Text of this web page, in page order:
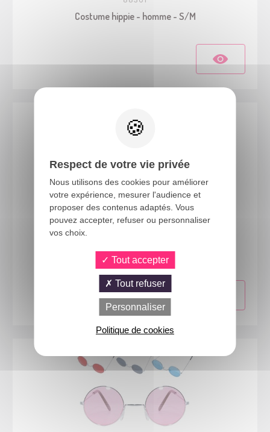
Costume hippie - homme - S/M
Perruque hippie lisse - noir
Respect de votre vie privée
Nous utilisons des cookies pour améliorer
votre expérience, mesurer l'audience et
proposer des contenus adaptés. Vous
pouvez accepter, refuser ou personnaliser
vos choix.
Tout accepter
Tout refuser
Personnaliser
Politique de cookies